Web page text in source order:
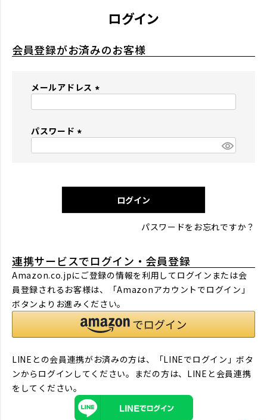
ログイン
会員登録がお済みのお客様
メールアドレス
パスワード
)
ログイン
パスワードをお忘れですか？
連携サービスでログイン・会員登録
Amazon.co.jpにご登録の情報を利用してログインまたは会
員登録されるお客様は、「Amazonアカウントでログイン」
ボタンよりお進みください。
LINEとの会員連携がお済みの方は、「LINEでログイン」ボタ
ンからログインしてください。まだの方は、 LINEと会員連携
をしてください。